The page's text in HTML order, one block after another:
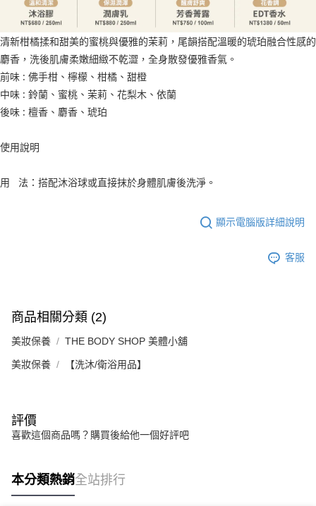
清新柑橘揉和甜美的蜜桃與優雅的茉莉，尾韻搭配溫暖的琥珀融合性感的
麝香，洗後肌膚柔嫩細緻不乾澀，全身散發優雅香氣。
前味 : 佛手柑、檸檬、柑橘、甜橙
中味 : 鈴蘭、蜜桃、茉莉、花梨木、依蘭
後味 : 檀香、麝香、琥珀
使用說明
用 法：搭配沐浴球或直接抹於身體肌膚後洗淨。
顯示電腦版詳細說明
客服
商品相關分類 (2)
美妝保養 THE BODY SHOP 美體小舖
美妝保養 【洗沐/衛浴用品】
評價
喜歡這個商品嗎？購買後給他一個好評吧
本分類熱銷全站排行